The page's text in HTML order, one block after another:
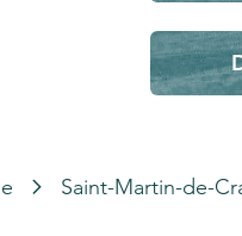
Saint-Martin-de-